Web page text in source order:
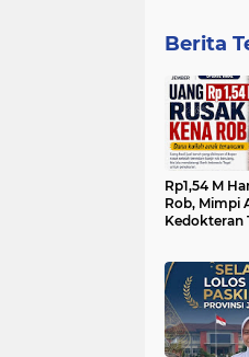
Berita
Rp1,54 M
Rob, Mimpi
Kedokteran